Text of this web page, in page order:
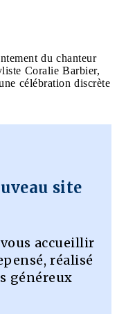
du chanteur
Coralie Barbier,
célébration discrète
site
accueillir
réalisé
généreux